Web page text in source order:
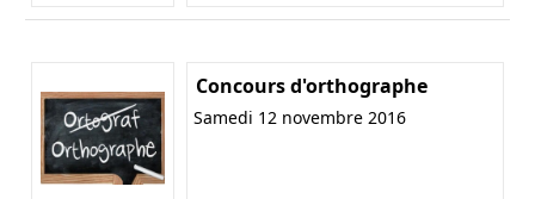
Concours d'orthographe
Samedi 12 novembre 2016